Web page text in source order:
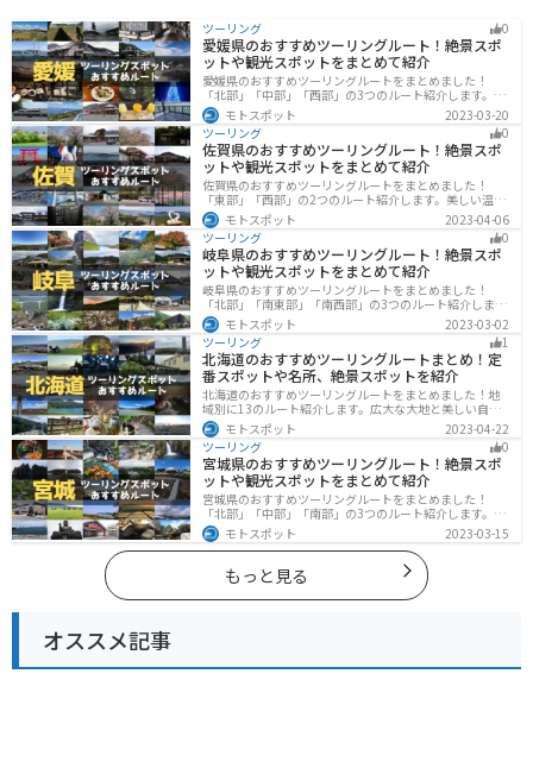
ツーリング 0
愛媛県のおすすめツーリングルート！絶景スポ
ットや観光スポットをまとめて紹介
愛媛県のおすすめツーリングルートをまとめました！
「北部」「中部」「西部」の3つのルート紹介します。山
や海といった自然だけでなく、気軽に渡れる島もあり
様々な楽しみ方ができます。バイクで愛媛県にツーリン
グに行く際は参考にしてください。
モトスポット
2023-03-20
ツーリング
0
佐賀県のおすすめツーリングルート！絶景スポ
ットや観光スポットをまとめて紹介
佐賀県のおすすめツーリングルートをまとめました！
「東部」「西部」の2つのルート紹介します。美しい温泉
地や古墳群、歴史ある城や神社仏閣など、バイクツーリ
ングに適したスポットが多数存在し、様々な楽しみ方が
できます。バイクで佐賀県にツーリングに行く際は参考
にしてください。
モトスポット
2023-04-06
ツーリング
0
岐阜県のおすすめツーリングルート！絶景スポ
ットや観光スポットをまとめて紹介
岐阜県のおすすめツーリングルートをまとめました！
「北部」「南東部」「南西部」の3つのルート紹介しま
す。自然豊かな山が充実しており、山を生かした施設や
グルメ、絶景スポットなど、自然を満喫するツーリング
ができます。バイクで岐阜県にツーリングに行く際は参
考にしてください。
モトスポット
2023-03-02
ツーリング
1
北海道のおすすめツーリングルートまとめ！定
番スポットや名所、絶景スポットを紹介
北海道のおすすめツーリングルートをまとめました！地
域別に13のルート紹介します。広大な大地と美しい自然
が広がり、四季折々の魅力を楽しめる観光スポットが数
多くあります。バイクで北海道にツーリングに行く際は
参考にしてください。
モトスポット
2023-04-22
ツーリング
0
宮城県のおすすめツーリングルート！絶景スポ
ットや観光スポットをまとめて紹介
宮城県のおすすめツーリングルートをまとめました！
「北部」「中部」「南部」の3つのルート紹介します。キ
ツネ村や広大な山や滝、湖などを歴史や自然を満喫する
ツーリングができます。バイクで宮城県にツーリングに
行く際は参考にしてください。
モトスポット 2023-03-15
もっと見る
オススメ記事